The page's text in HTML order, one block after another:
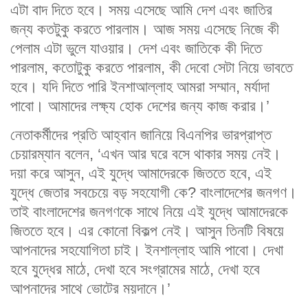
এটা বাদ দিতে হবে। সময় এসেছে আমি দেশ এবং জাতির
জন্য কতটুকু করতে পারলাম। আজ সময় এসেছে নিজে কী
পেলাম এটা ভুলে যাওয়ার। দেশ এবং জাতিকে কী দিতে
পারলাম, কতোটুকু করতে পারলাম, কী দেবো সেটা নিয়ে ভাবতে
হবে। যদি দিতে পারি ইনশাআল্লাহ আমরা সম্মান, মর্যাদা
পাবো। আমাদের লক্ষ্য হোক দেশের জন্য কাজ করার।’
নেতাকর্মীদের প্রতি আহ্বান জানিয়ে বিএনপির ভারপ্রাপ্ত
চেয়ারম্যান বলেন, ‘এখন আর ঘরে বসে থাকার সময় নেই।
দয়া করে আসুন, এই যুদ্ধে আমাদেরকে জিততে হবে, এই
যুদ্ধে জেতার সবচেয়ে বড় সহযোগী কে? বাংলাদেশের জনগণ।
তাই বাংলাদেশের জনগণকে সাথে নিয়ে এই যুদ্ধে আমাদেরকে
জিততে হবে। এর কোনো বিকল্প নেই। আসুন তিনটি বিষয়ে
আপনাদের সহযোগিতা চাই। ইনশাল্লাহ আমি পাবো। দেখা
হবে যুদ্ধের মাঠে, দেখা হবে সংগ্রামের মাঠে, দেখা হবে
আপনাদের সাথে ভোটের ময়দানে।’